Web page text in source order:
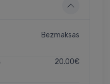
Bezmaksas
20.00€